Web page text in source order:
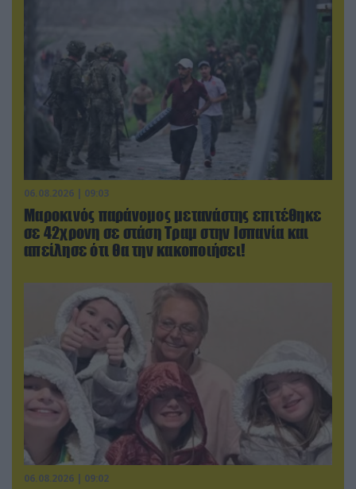
06.08.2026 | 09:03
Μαροκινός παράνομος μετανάστης επιτέθηκε
σε 42χρονη σε στάση Τραμ στην Ισπανία και
απείλησε ότι θα την κακοποιήσει!
06.08.2026 | 09:02